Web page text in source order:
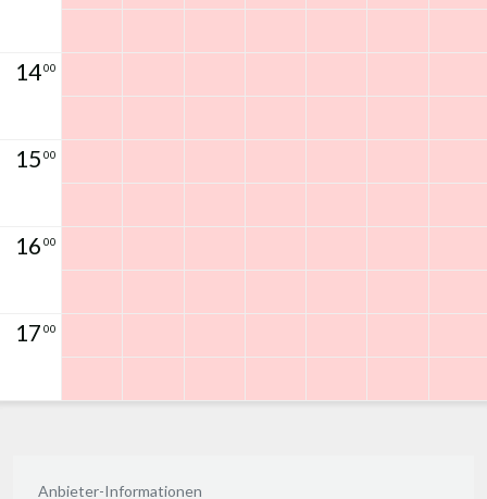
1400
15 00
16 00
17 00
Anbieter-Informationen